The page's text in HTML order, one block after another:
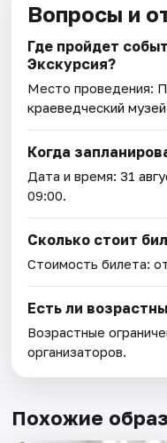
Вопросы и
Где пройдет
Экскурсия?
Место проведения:
краеведческий музей
Когда
Дата и время:31
09:00.
Сколько стоит
Стоимость билета:
Есть ли
Возрастные
организаторов.
Похожие